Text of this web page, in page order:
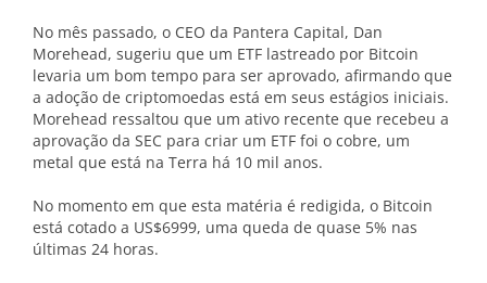
No mês passado, o CEO da Pantera Capital, Dan
Morehead, sugeriu que um ETF lastreado por Bitcoin
levaria um bom tempo para ser aprovado, afirmando que
a adoção de criptomoedas está em seus estágios iniciais.
Morehead ressaltou que um ativo recente que recebeu a
aprovação da SEC para criar um ETF foi o cobre, um
metal que está na Terra há 10 mil anos.
No momento em que esta matéria é redigida, o Bitcoin
está cotado a US$6999, uma queda de quase 5% nas
últimas 24 horas.